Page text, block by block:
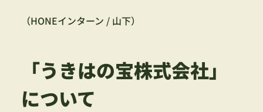
（HONEインターン / 山下）
「うきはの宝株式会社」
について